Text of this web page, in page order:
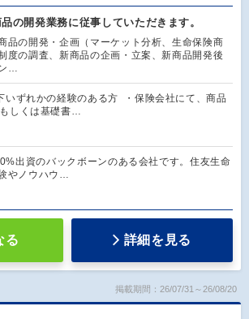
の開発業務に従事していただきます。
品の開発・企画（マーケット分析、生命保険商
度の調査、新商品の企画・立案、新商品開発後
…
いずれかの経験のある方 ・保険会社にて、商品
しくは基礎書…
出資のバックボーンのある会社です。住友生命
やノウハウ…
る 詳細を見る
掲載期間：26/07/31～26/08/20